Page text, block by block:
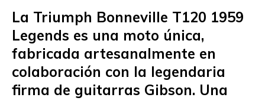
La Triumph Bonneville T120 1959
Legends es una moto única,
fabricada artesanalmente en
colaboración con la legendaria
firma de guitarras Gibson. Una